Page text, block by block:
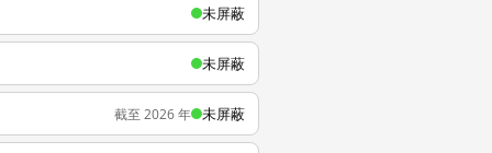
未屏蔽
未屏蔽
截至 2026 年 未屏蔽